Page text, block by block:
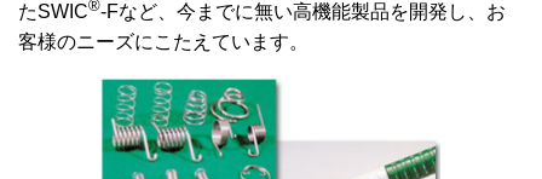
たSWIC®-Fなど、今までに無い高機能製品を開発し、お
客様のニーズにこたえています。